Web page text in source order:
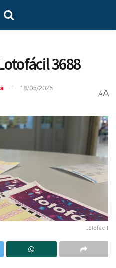
3688
18/05/2026
AA
Lotofácil